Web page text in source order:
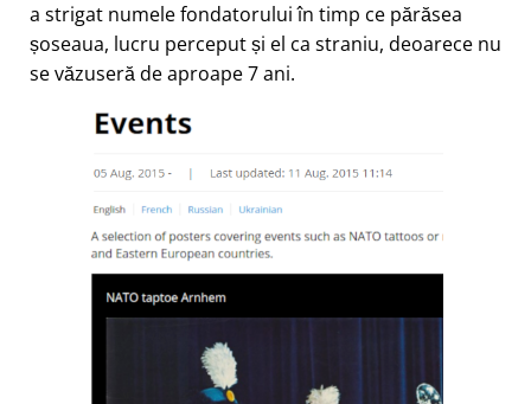
a strigat numele fondatorului în timp ce părăsea
șoseaua, lucru perceput și el ca straniu, deoarece nu
se văzuseră de aproape 7 ani.